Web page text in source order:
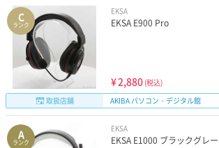
C
ランク
EKSA
EKSA E900 Pro
¥2,880 (税込)
取扱店舗
AKIBA パソコン・デジタル館
A
ランク
EKSA
EKSA E1000 ブラックグレー